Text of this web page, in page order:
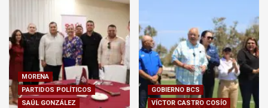
MORENA
PARTIDOS POLÍTICOS
SAÚL GONZÁLEZ
GOBIERNO BCS
VÍCTOR CASTRO COSÍO